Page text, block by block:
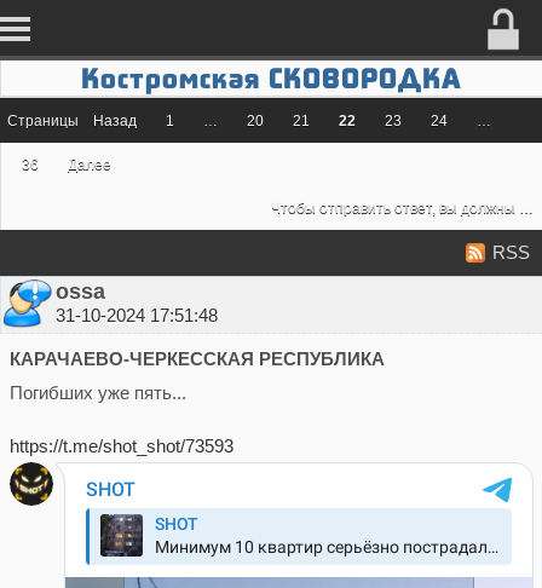
Костромская СКОВОРОДКА
Страницы Назад 1 … 20 21 22 23 24 …
36 Далее
RSS
ossa
31-10-2024 17:51:48
КАРАЧАЕВО-ЧЕРКЕССКАЯ РЕСПУБЛИКА
Погибших уже пять...
https://t.me/shot_shot/73593